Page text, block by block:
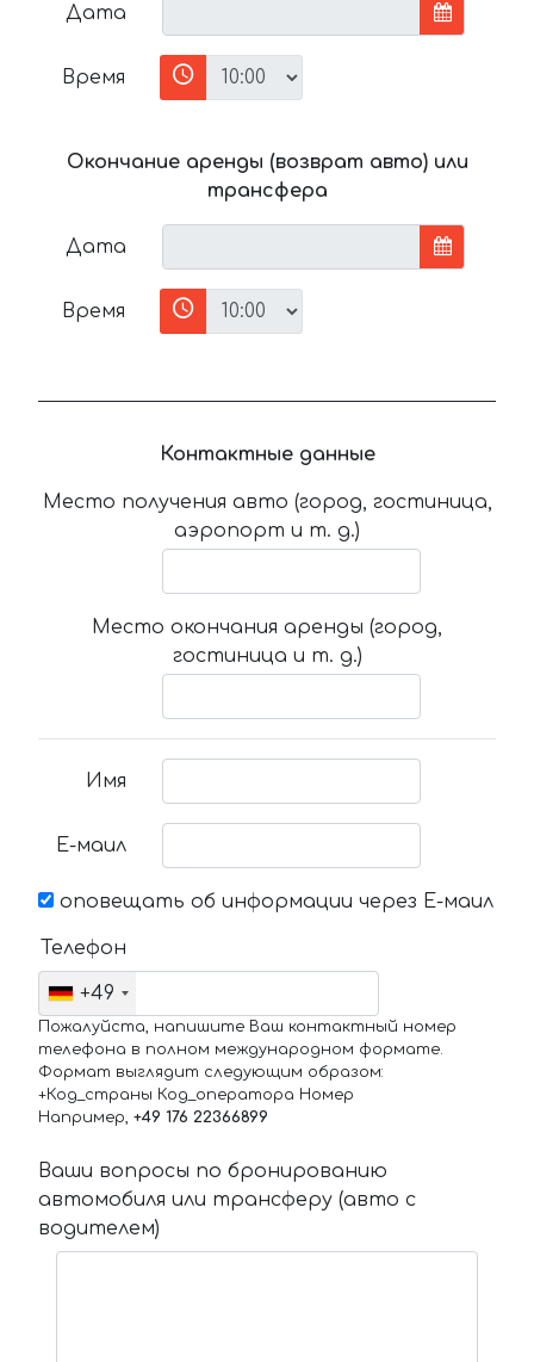
Дата
Время
Окончание аренды (возврат авто) или
трансфера
Дата
Время
Контактные данные
Место получения авто (город, гостиница,
аэропорт и т. д.)
Место окончания аренды (город,
гостиница и т. д.)
Имя
Е-маил
оповещать об информации через Е-маил
Телефон
+49
Пожалуйста, напишите Ваш контактный номер
телефона в полном международном формате.
Формат выглядит следующим образом:
+Код_страны Код_оператора Номер
Например, +49 176 22366899
Ваши вопросы по бронированию
автомобиля или трансферу (авто с
водителем)